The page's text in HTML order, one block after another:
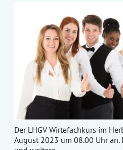
Der LHGV Wirtefachkurs im
August 2023 um 08.00 Uhr an.